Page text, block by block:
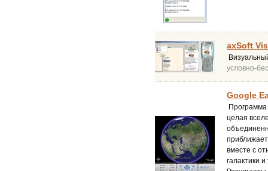
axSoft
условно-
Google
целая
вместе с
галактики